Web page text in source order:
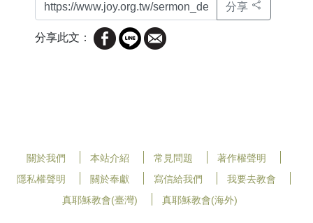
分享
分享此文：
關於我們 本站介紹 常見問題
著作權聲明
隱私權聲明
關於奉獻 寫信給我們
我要去教會
真耶穌教會(臺灣)
真耶穌教會(海外)